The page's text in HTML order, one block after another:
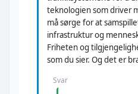
teknologien som driver
må sørge for at
infrastruktur og
Friheten og
som du sier. Og det er
Svar